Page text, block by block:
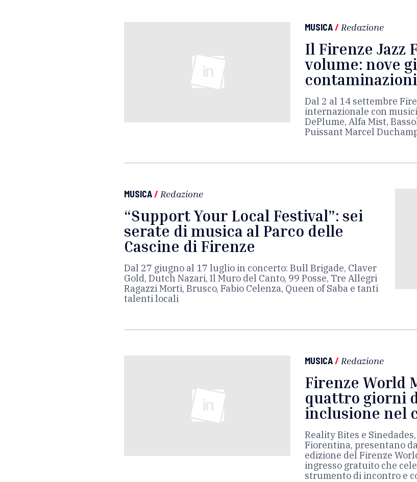
MUSICA/ Redazione
Il Firenze Jazz
volume: nove
contaminazioni
Dal 2 al 14 settembre
internazionale con
DePlume, Alfa Mist,
Puissant Marcel
MUSICA/ Redazione
“Support Your Local Festival”: sei
serate di musica al Parco delle
Cascine di Firenze
Dal 27 giugno al 17 luglio in concerto: Bull Brigade, Claver
Gold, Dutch Nazari, Il Muro del Canto, 99 Posse, Tre Allegri
Ragazzi Morti, Brusco, Fabio Celenza, Queen of Saba e tanti
talenti locali
MUSICA/ Redazione
Firenze World
quattro giorni
inclusione nel
Reality Bites e
Fiorentina, presentano
edizione del Firenze
ingresso gratuito che
strumento di incontro e